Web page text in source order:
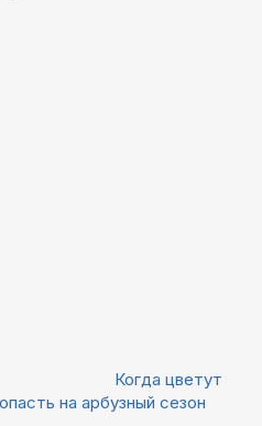
Когда цветут
на арбузный сезон